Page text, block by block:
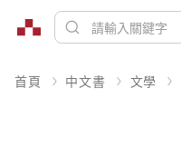
首頁 中文書 文學